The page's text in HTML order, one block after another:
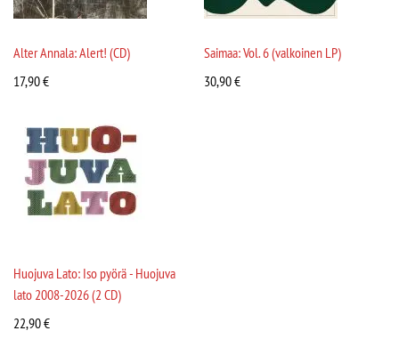
Alter Annala: Alert! (CD)
17,90€
Saimaa: Vol. 6 (valkoinen LP)
30,90€
Huojuva Lato: Iso pyörä - Huojuva
lato 2008-2026 (2 CD)
22,90€